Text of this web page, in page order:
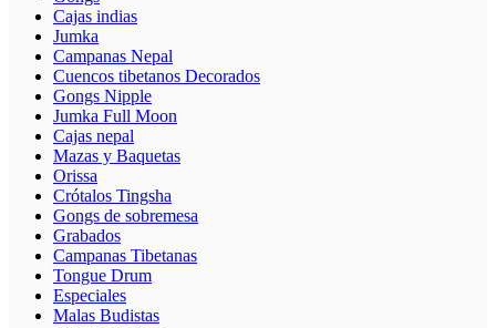
Cajas indias
Jumka
Campanas Nepal
Cuencos tibetanos Decorados
Gongs Nipple
Jumka Full Moon
Cajas nepal
Mazas y Baquetas
Orissa
Crótalos Tingsha
Gongs de sobremesa
Grabados
Campanas Tibetanas
Tongue Drum
Especiales
Malas Budistas